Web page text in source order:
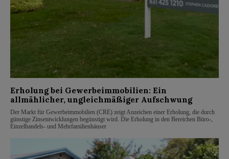
Erholung bei Gewerbeimmobilien: Ein
allmählicher, ungleichmäßiger Aufschwung
Der Markt für Gewerbeimmobilien (CRE) zeigt Anzeichen einer Erholung, die durch
günstige Zinsentwicklungen begünstigt wird. Die Erholung in den Bereichen Büro-,
Einzelhandels- und Mehrfamilienhäuser